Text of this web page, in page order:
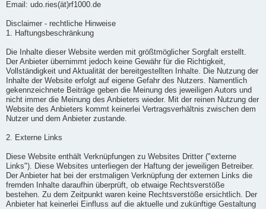
Email: udo.ries(ät)rf1000.de
Disclaimer - rechtliche Hinweise
1. Haftungsbeschränkung
Die Inhalte dieser Website werden mit größtmöglicher Sorgfalt erstellt.
Der Anbieter übernimmt jedoch keine Gewähr für die Richtigkeit,
Vollständigkeit und Aktualität der bereitgestellten Inhalte. Die Nutzung der
Inhalte der Website erfolgt auf eigene Gefahr des Nutzers. Namentlich
gekennzeichnete Beiträge geben die Meinung des jeweiligen Autors und
nicht immer die Meinung des Anbieters wieder. Mit der reinen Nutzung der
Website des Anbieters kommt keinerlei Vertragsverhältnis zwischen dem
Nutzer und dem Anbieter zustande.
2. Externe Links
Diese Website enthält Verknüpfungen zu Websites Dritter ("externe
Links"). Diese Websites unterliegen der Haftung der jeweiligen Betreiber.
Der Anbieter hat bei der erstmaligen Verknüpfung der externen Links die
fremden Inhalte daraufhin überprüft, ob etwaige Rechtsverstöße
bestehen. Zu dem Zeitpunkt waren keine Rechtsverstöße ersichtlich. Der
Anbieter hat keinerlei Einfluss auf die aktuelle und zukünftige Gestaltung